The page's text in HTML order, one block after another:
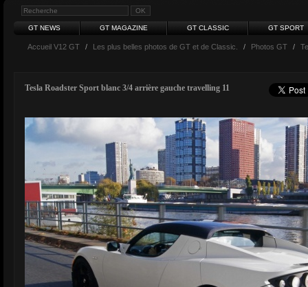
GT NEWS GT MAGAZINE GT CLASSIC GT SPORT
Accueil V12 GT / Les plus belles photos de GT et de Classic. / Photos GT /
Tesla Roadster Sport blanc 3/4 arrière gauche travelling 11